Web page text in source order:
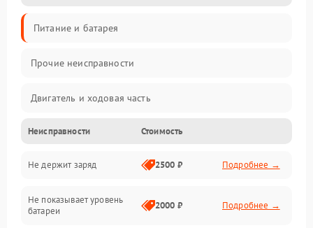
Питание и батарея
Прочие неисправности
Двигатель и ходовая часть
Тормоза и безопасность
Подвеска и колеса
Электроника и управление
Неисправности Стоимость
Не держит заряд 2500 ₽ Подробнее →
Не показывает уровень
батареи
2000 ₽ Подробнее →